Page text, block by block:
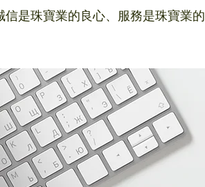
是珠寶業的良心、服務是珠寶業